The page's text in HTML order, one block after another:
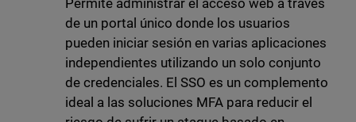
Permite administrar el acceso web a través
de un portal único donde los usuarios
pueden iniciar sesión en varias aplicaciones
independientes utilizando un solo conjunto
de credenciales. El SSO es un complemento
ideal a las soluciones MFA para reducir el